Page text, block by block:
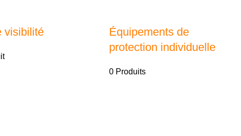
visibilité
Équipements de
protection individuelle
0 Produits